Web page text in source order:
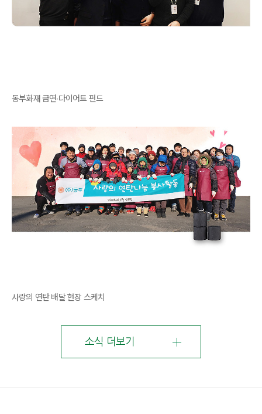
동부화재 금연∙다이어트 펀드
사랑의 연탄 배달 현장 스케치
소식 더보기